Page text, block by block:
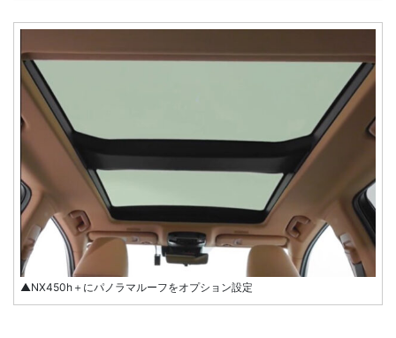
▲NX450h＋にパノラマルーフをオプション設定